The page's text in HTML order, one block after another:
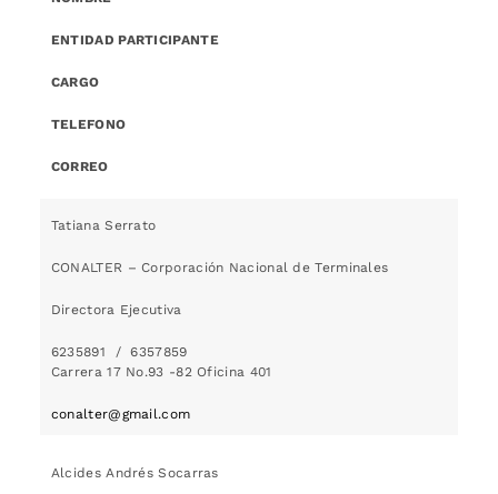
ENTIDAD PARTICIPANTE
CARGO
TELEFONO
CORREO
Tatiana Serrato
CONALTER – Corporación Nacional de Terminales
Directora Ejecutiva
6235891 / 6357859
Carrera 17 No.93 -82 Oficina 401
conalter@gmail.com
Alcides Andrés Socarras